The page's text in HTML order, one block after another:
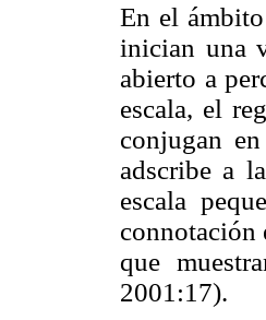
En el
inician una
abierto a
escala, el
conjugan
adscribe a
escala
connotación
que
2001:17).